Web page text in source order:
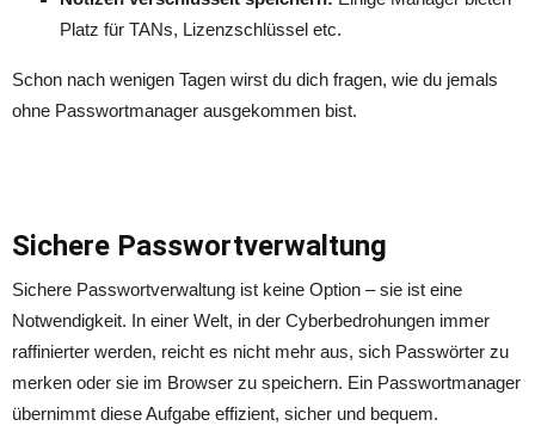
Platz für TANs, Lizenzschlüssel etc.
Schon nach wenigen Tagen wirst du dich fragen, wie du jemals
ohne Passwortmanager ausgekommen bist.
Sichere Passwortverwaltung
Sichere Passwortverwaltung ist keine Option – sie ist eine
Notwendigkeit. In einer Welt, in der Cyberbedrohungen immer
raffinierter werden, reicht es nicht mehr aus, sich Passwörter zu
merken oder sie im Browser zu speichern. Ein Passwortmanager
übernimmt diese Aufgabe effizient, sicher und bequem.